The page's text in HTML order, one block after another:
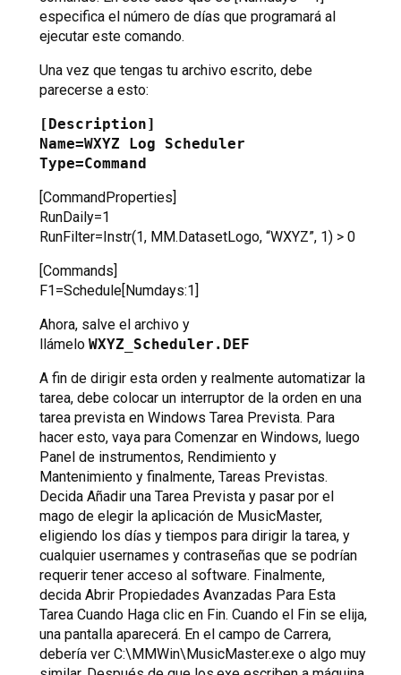
especifica el número de días que programará al
ejecutar este comando.
Una vez que tengas tu archivo escrito, debe
parecerse a esto:
[Description]
Name=WXYZ Log Scheduler
Type=Command
[CommandProperties]
RunDaily=1
RunFilter=Instr(1, MM.DatasetLogo, “WXYZ”, 1) > 0
[Commands]
F1=Schedule[Numdays:1]
Ahora, salve el archivo y
llámelo WXYZ_Scheduler.DEF
A fin de dirigir esta orden y realmente automatizar la
tarea, debe colocar un interruptor de la orden en una
tarea prevista en Windows Tarea Prevista. Para
hacer esto, vaya para Comenzar en Windows, luego
Panel de instrumentos, Rendimiento y
Mantenimiento y finalmente, Tareas Previstas.
Decida Añadir una Tarea Prevista y pasar por el
mago de elegir la aplicación de MusicMaster,
eligiendo los días y tiempos para dirigir la tarea, y
cualquier usernames y contraseñas que se podrían
requerir tener acceso al software. Finalmente,
decida Abrir Propiedades Avanzadas Para Esta
Tarea Cuando Haga clic en Fin. Cuando el Fin se elija,
una pantalla aparecerá. En el campo de Carrera,
debería ver C:\MMWin\MusicMaster.exe o algo muy